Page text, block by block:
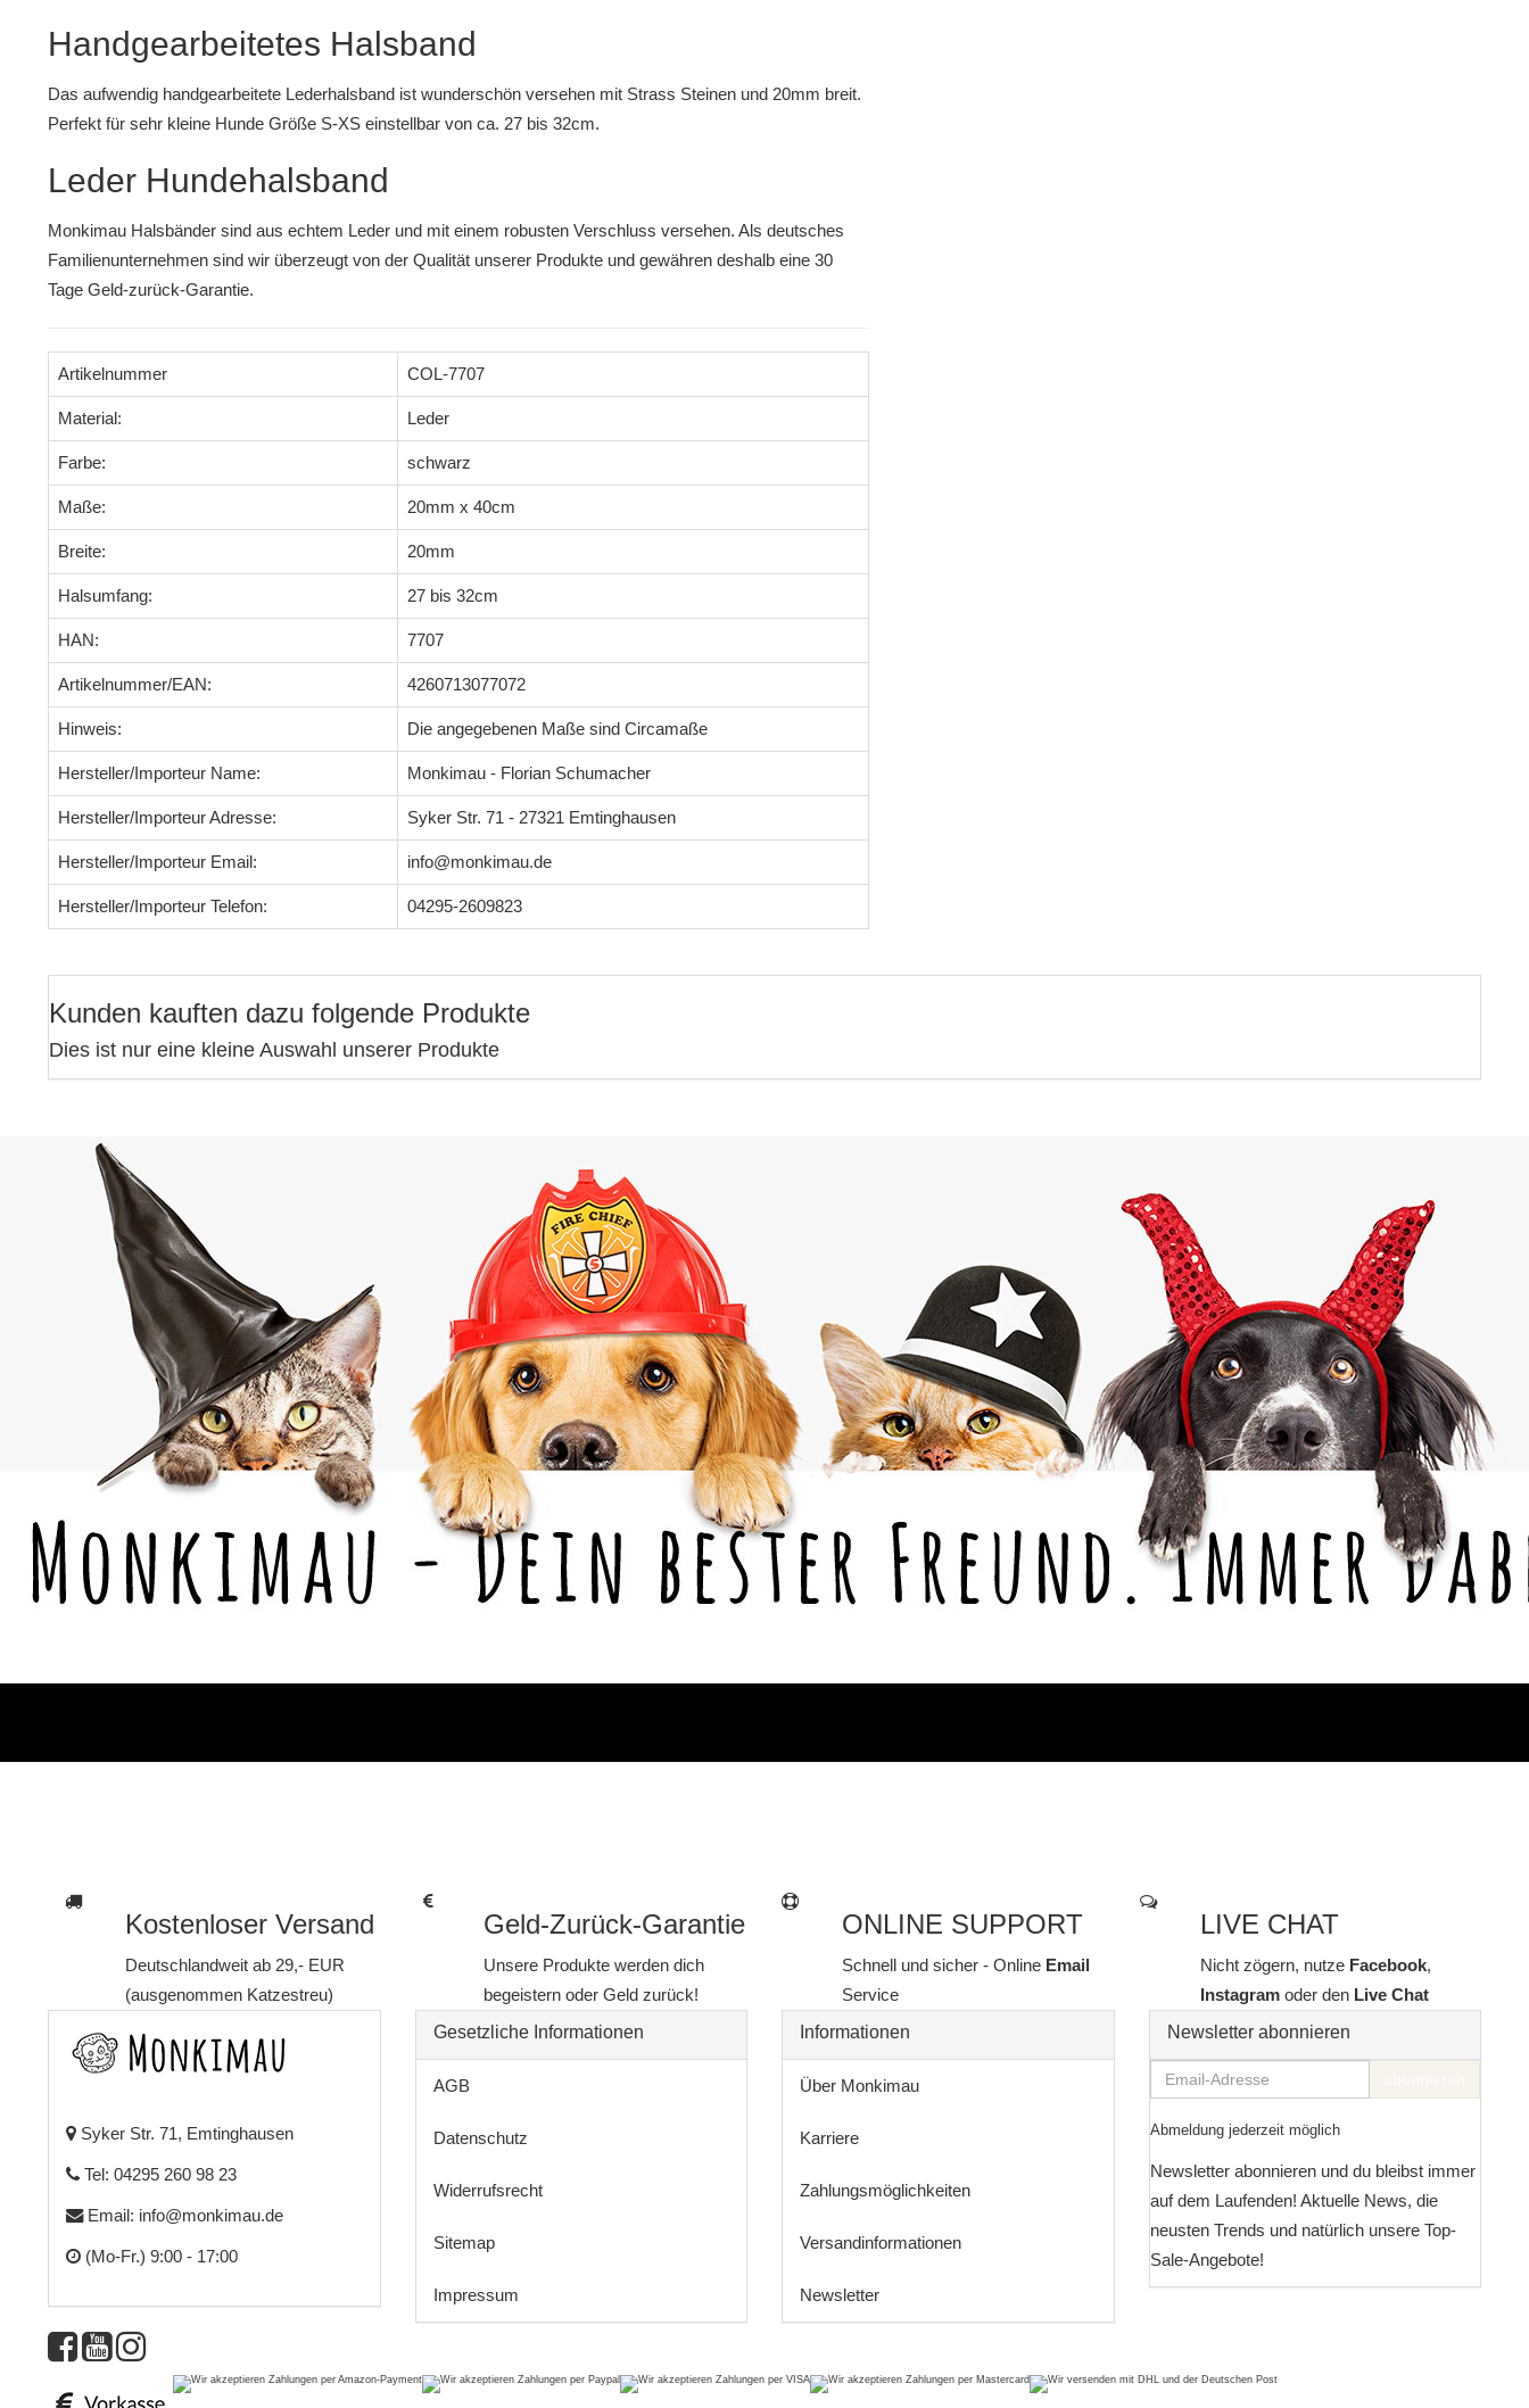
Handgearbeitetes Halsband
Das aufwendig handgearbeitete Lederhalsband ist wunderschön versehen mit Strass Steinen und 20mm breit.
Perfekt für sehr kleine Hunde Größe S-XS einstellbar von ca. 27 bis 32cm.
Leder Hundehalsband
Monkimau Halsbänder sind aus echtem Leder und mit einem robusten Verschluss versehen. Als deutsches
Familienunternehmen sind wir überzeugt von der Qualität unserer Produkte und gewähren deshalb eine 30
Tage Geld-zurück-Garantie.
Artikelnummer COL-7707
Material: Leder
Farbe: schwarz
Maße: 20mm x 40cm
Breite: 20mm
Halsumfang: 27 bis 32cm
HAN: 7707
Artikelnummer/EAN: 4260713077072
Hinweis: Die angegebenen Maße sind Circamaße
Hersteller/Importeur Name: Monkimau - Florian Schumacher
Hersteller/Importeur Adresse: Syker Str. 71 - 27321 Emtinghausen
Hersteller/Importeur Email: info@monkimau.de
Hersteller/Importeur Telefon: 04295-2609823
Kunden kauften dazu folgende Produkte
Dies ist nur eine kleine Auswahl unserer Produkte
Kostenloser Versand
Deutschlandweit ab 29,- EUR
(ausgenommen Katzestreu)
Geld-Zurück-Garantie
Unsere Produkte werden dich
begeistern oder Geld zurück!
ONLINE SUPPORT
Schnell und sicher - Online Email
Service
LIVE CHAT
Nicht zögern, nutze Facebook,
Instagram oder denLive Chat
Syker Str. 71, Emtinghausen
Tel: 04295 260 98 23
Email: info@monkimau.de
(Mo-Fr.) 9:00 - 17:00
Gesetzliche Informationen
AGB
Datenschutz
Widerrufsrecht
Sitemap
Impressum
Informationen
Über Monkimau
Karriere
Zahlungsmöglichkeiten
Versandinformationen
Newsletter
Newsletter abonnieren
Email-
Adresse
Abmeldung jederzeit möglich
Newsletter abonnieren und du bleibst immer
auf dem Laufenden! Aktuelle News, die
neusten Trends und natürlich unsere Top-
Sale-Angebote!